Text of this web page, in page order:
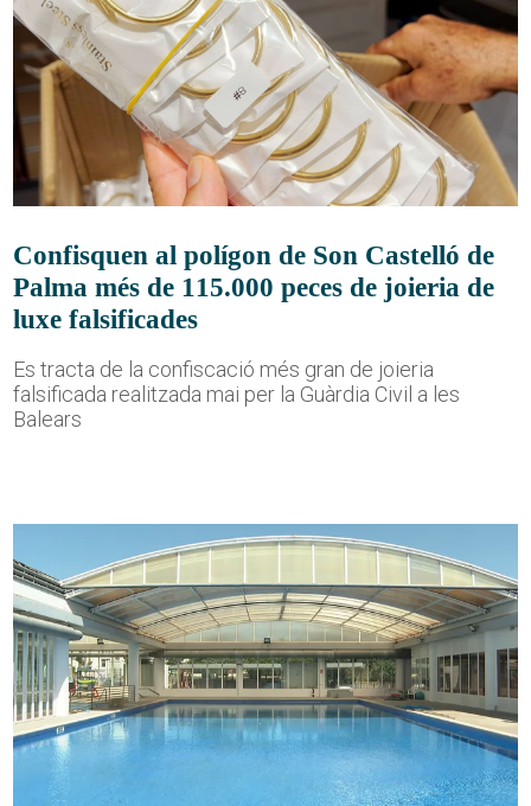
Confisquen al polígon de Son Castelló de
Palma més de 115.000 peces de joieria de
luxe falsificades
Es tracta de la confiscació més gran de joieria
falsificada realitzada mai per la Guàrdia Civil a les
Balears